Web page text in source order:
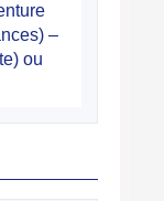
–
ou